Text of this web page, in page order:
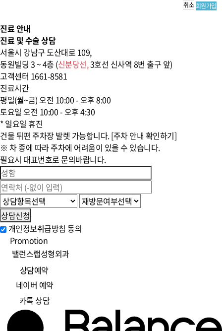
취소 회원가입
진료 안내
진료 및 수술 상담
서울시 강남구 도산대로 109,
동원빌딩 3 ~ 4층 (신분당선,3호선 신사역 8번 출구 앞)
고객센터 1661-8581
진료시간
평일(월~금)오전 10:00 - 오후 8:00
토요일 오전 10:00 - 오후 4:30
* 일요일 휴진
건물 뒤편 주차장 발렛 가능합니다. [주차 안내 확인하기]
※ 차 종에 따라 주차에 어려움이 있을 수 있습니다.
필요시 대표번호로 문의바랍니다.
상담신청
개인정보취급방침 동의
Promotion
밸런스랩성형외과
상담예약
네이버 예약
카톡 상담